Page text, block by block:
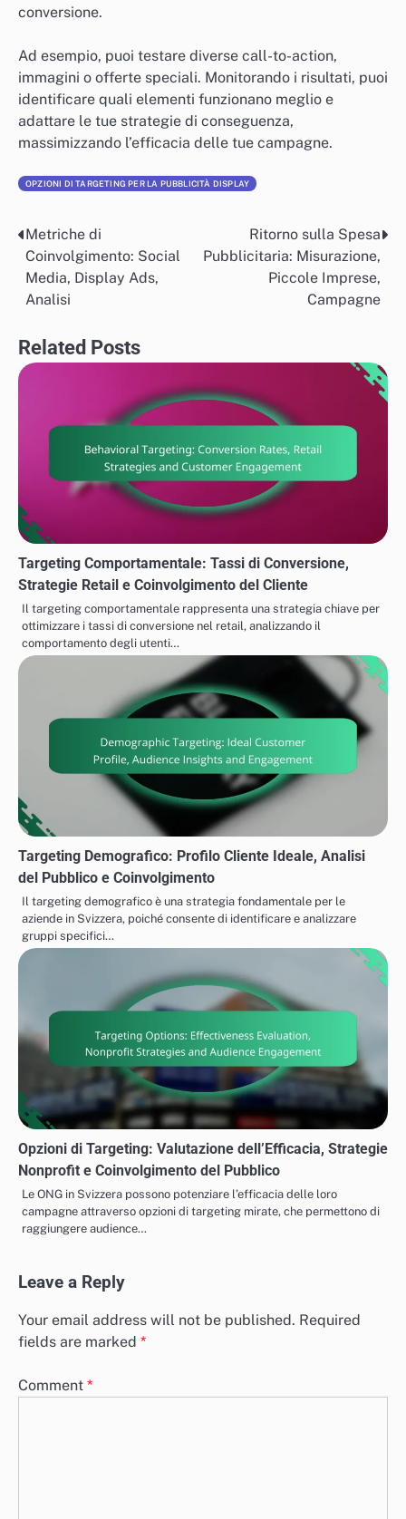
conversione.
Ad esempio, puoi testare diverse call-to-action,
immagini o offerte speciali. Monitorando i risultati, puoi
identificare quali elementi funzionano meglio e
adattare le tue strategie di conseguenza,
massimizzando l’efficacia delle tue campagne.
OPZIONI DI TARGETING PER LA PUBBLICITÀ DISPLAY
Post
navigation
Metriche di
Coinvolgimento: Social
Media, Display Ads,
Analisi
Ritorno sulla Spesa
Pubblicitaria: Misurazione,
Piccole Imprese,
Campagne
Related Posts
Targeting Comportamentale: Tassi di Conversione,
Strategie Retail e Coinvolgimento del Cliente
Il targeting comportamentale rappresenta una strategia chiave per
ottimizzare i tassi di conversione nel retail, analizzando il
comportamento degli utenti…
Targeting Demografico: Profilo Cliente Ideale, Analisi
del Pubblico e Coinvolgimento
Il targeting demografico è una strategia fondamentale per le
aziende in Svizzera, poiché consente di identificare e analizzare
gruppi specifici…
Opzioni di Targeting: Valutazione dell’Efficacia, Strategie
Nonprofit e Coinvolgimento del Pubblico
Le ONG in Svizzera possono potenziare l’efficacia delle loro
campagne attraverso opzioni di targeting mirate, che permettono di
raggiungere audience…
Leave a Reply
Your email address will not be published. Required
fields are marked *
Comment *